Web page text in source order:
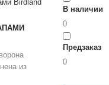
из
на
В наличии
0
Предзаказ
0